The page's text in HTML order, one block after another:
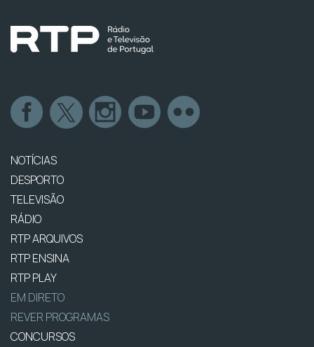
NOTÍCIAS
DESPORTO
TELEVISÃO
RÁDIO
RTP ARQUIVOS
RTP ENSINA
RTP PLAY
EM DIRETO
REVER PROGRAMAS
CONCURSOS